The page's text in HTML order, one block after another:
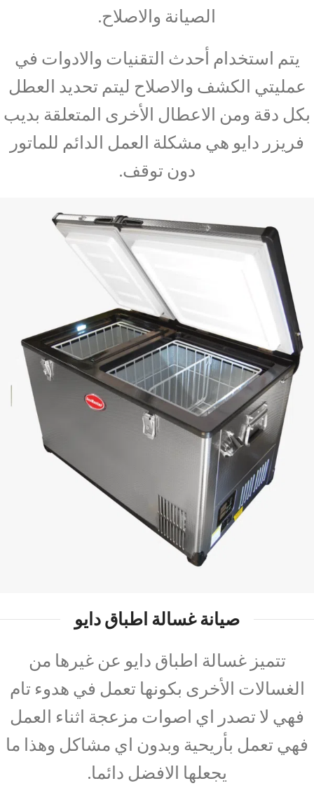
الصيانة والاصلاح.
يتم استخدام أحدث التقنيات والادوات في
عمليتي الكشف والاصلاح ليتم تحديد العطل
بكل دقة ومن الاعطال الأخرى المتعلقة بديب
فريزر دايو هي مشكلة العمل الدائم للماتور
دون توقف.
صيانة غسالة اطباق دايو
تتميز غسالة اطباق دايو عن غيرها من
الغسالات الأخرى بكونها تعمل في هدوء تام
فهي لا تصدر اي اصوات مزعجة اثناء العمل
فهي تعمل بأريحية وبدون اي مشاكل وهذا ما
يجعلها الافضل دائما.